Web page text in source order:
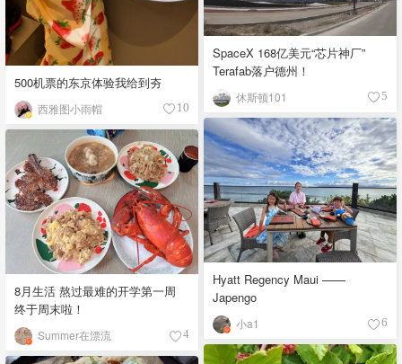
500机票的东京体验我给到夯
西雅图小雨帽 10
SpaceX 168亿美元“芯片神厂”
Terafab落户德州！
休斯顿101 5
Hyatt Regency Maui ——
Japengo
小a1 6
8月生活 熬过最难的开学第一周
终于周末啦！
Summer在漂流 4